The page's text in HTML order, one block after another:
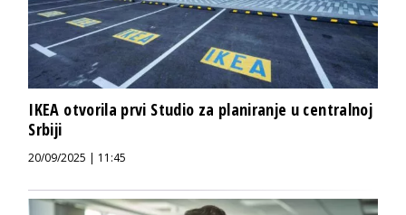
IKEA otvorila prvi Studio za planiranje u centralnoj
Srbiji
20/09/2025 | 11:45